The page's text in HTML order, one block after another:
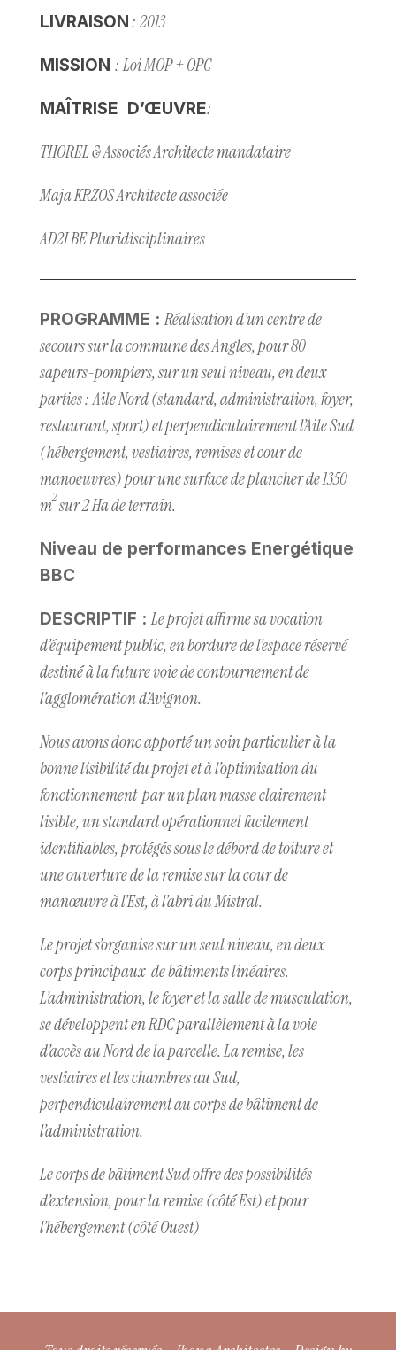
LIVRAISON: 2013
MISSION : Loi MOP + OPC
MAÎTRISE D’ŒUVRE:
THOREL & Associés Architecte mandataire
Maja KRZOS Architecte associée
AD2I BE Pluridisciplinaires
PROGRAMME : Réalisation d’un centre de
secours sur la commune des Angles, pour 80
sapeurs-pompiers, sur un seul niveau, en deux
parties : Aile Nord (standard, administration, foyer,
restaurant, sport) et perpendiculairement l’Aile Sud
(hébergement, vestiaires, remises et cour de
manoeuvres) pour une surface de plancher de 1350
m2sur 2 Ha de terrain.
Niveau de performances Energétique
BBC
DESCRIPTIF : Le projet affirme sa vocation
d’équipement public, en bordure de l’espace réservé
destiné à la future voie de contournement de
l’agglomération d’Avignon.
Nous avons donc apporté un soin particulier à la
bonne lisibilité du projet et à l’optimisation du
fonctionnement par un plan masse clairement
lisible, un standard opérationnel facilement
identifiables, protégés sous le débord de toiture et
une ouverture de la remise sur la cour de
manœuvre à l’Est, à l’abri du Mistral.
Le projet s’organise sur un seul niveau, en deux
corps principaux de bâtiments linéaires.
L’administration, le foyer et la salle de musculation,
se développent en RDC parallèlement à la voie
d’accès au Nord de la parcelle. La remise, les
vestiaires et les chambres au Sud,
perpendiculairement au corps de bâtiment de
l’administration.
Le corps de bâtiment Sud offre des possibilités
d’extension, pour la remise (côté Est) et pour
l’hébergement (côté Ouest)